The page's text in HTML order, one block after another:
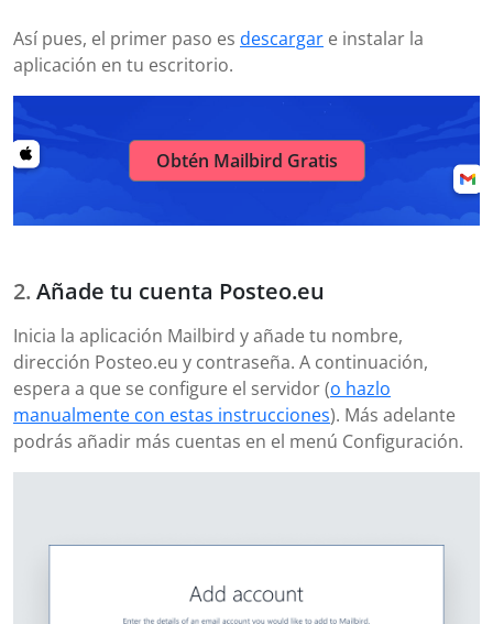
Así pues, el primer paso es descargar e instalar la
aplicación en tu escritorio.
Obtén Mailbird Gratis
Añade tu cuenta Posteo.eu
Inicia la aplicación Mailbird y añade tu nombre,
dirección Posteo.eu y contraseña. A continuación,
espera a que se configure el servidor (o hazlo
manualmente con estas instrucciones). Más adelante
podrás añadir más cuentas en el menú Configuración.